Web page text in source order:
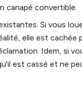
canapé convertible.
Si vous
elle est cachée
Idem, si
est cassé et ne